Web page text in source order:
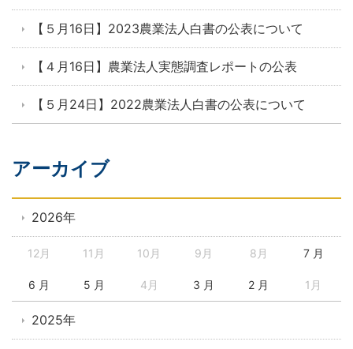
【５月16日】2023農業法人白書の公表について
【４月16日】農業法人実態調査レポートの公表
【５月24日】2022農業法人白書の公表について
アーカイブ
2026年
12月 11月 10月 9月 8月 7 月
6 月 5 月 4月 3 月 2 月 1月
2025年